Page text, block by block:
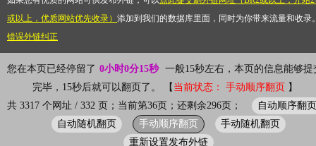
或以上，优质网站优先收录） 添加到我们的数据库里面，同时为你带来流量和收录
错误外链纠正
您在本页已经停留了 0小时0分15秒 一般15秒左右，本页的信息能够提
完毕，15秒后就可以翻页了。 【 当前状态： 手动顺序翻页 】
共 3317 个网址 / 332 页；当前第36页；还剩余296页；
自动顺序翻页
自动随机翻页
手动顺序翻页
手动随机翻页
重新设置发布外链